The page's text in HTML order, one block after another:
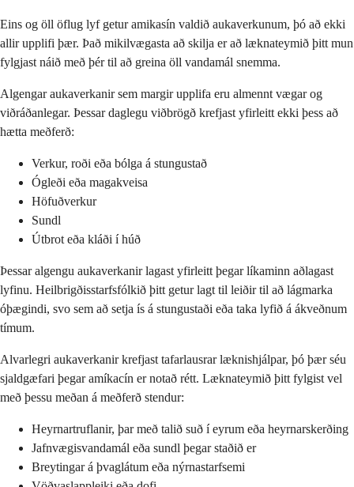
Eins og öll öflug lyf getur amikasín valdið aukaverkunum, þó að ekki
allir upplifi þær. Það mikilvægasta að skilja er að læknateymið þitt mun
fylgjast náið með þér til að greina öll vandamál snemma.
Algengar aukaverkanir sem margir upplifa eru almennt vægar og
viðráðanlegar. Þessar daglegu viðbrögð krefjast yfirleitt ekki þess að
hætta meðferð:
Verkur, roði eða bólga á stungustað
Ógleði eða magakveisa
Höfuðverkur
Sundl
Útbrot eða kláði í húð
Þessar algengu aukaverkanir lagast yfirleitt þegar líkaminn aðlagast
lyfinu. Heilbrigðisstarfsfólkið þitt getur lagt til leiðir til að lágmarka
óþægindi, svo sem að setja ís á stungustaði eða taka lyfið á ákveðnum
tímum.
Alvarlegri aukaverkanir krefjast tafarlausrar læknishjálpar, þó þær séu
sjaldgæfari þegar amíkacín er notað rétt. Læknateymið þitt fylgist vel
með þessu meðan á meðferð stendur:
Heyrnartruflanir, þar með talið suð í eyrum eða heyrnarskerðing
Jafnvægisvandamál eða sundl þegar staðið er
Breytingar á þvaglátum eða nýrnastarfsemi